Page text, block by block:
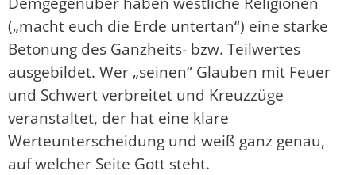
(„macht euch die Erde untertan“) eine starke
Betonung des Ganzheits- bzw. Teilwertes
ausgebildet. Wer „seinen“ Glauben mit Feuer
und Schwert verbreitet und Kreuzzüge
veranstaltet, der hat eine klare
Werteunterscheidung und weiß ganz genau,
auf welcher Seite Gott steht.